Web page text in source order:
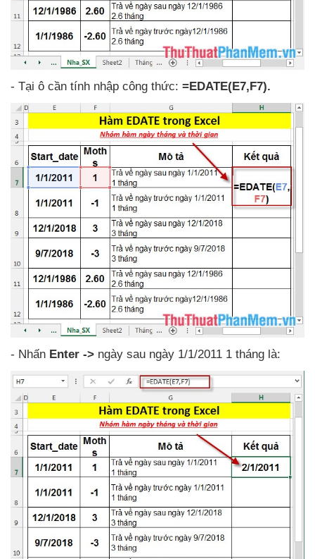
- Tại ô cần tính nhập công thức: =EDATE(E7,F7).
- Nhấn Enter -> ngày sau ngày 1/1/2011 1 tháng là: